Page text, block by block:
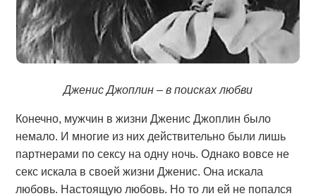
Дженис Джоплин – в поисках любви
Конечно, мужчин в жизни Дженис Джоплин было
немало. И многие из них действительно были лишь
партнерами по сексу на одну ночь. Однако вовсе не
секс искала в своей жизни Дженис. Она искала
любовь. Настоящую любовь. Но то ли ей не попался